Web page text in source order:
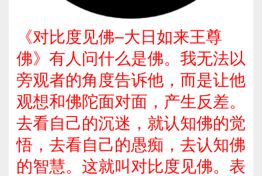
《对比度见佛–大日如来王尊
佛》有人问什么是佛。我无法以
旁观者的角度告诉他，而是让他
观想和佛陀面对面，产生反差。
去看自己的沉迷，就认知佛的觉
悟，去看自己的愚痴，去认知佛
的智慧。这就叫对比度见佛。表